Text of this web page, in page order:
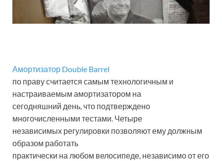
Амортизатор Double Barrel
по праву считается самым технологичным и
настраиваемым амортизатором на
сегодняшний день, что подтверждено
многочисленными тестами. Четыре
независимых регулировки позволяют ему должным
образом работать
практически на любом велосипеде, независимо от его